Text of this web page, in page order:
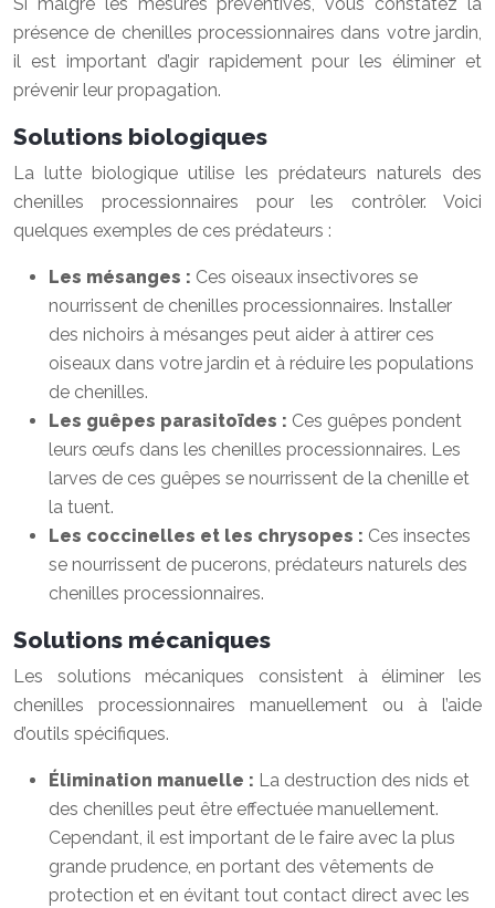
présence de chenilles processionnaires dans votre jardin,
il est important d’agir rapidement pour les éliminer et
prévenir leur propagation.
Solutions biologiques
La lutte biologique utilise les prédateurs naturels des
chenilles processionnaires pour les contrôler. Voici
quelques exemples de ces prédateurs :
Les mésanges : Ces oiseaux insectivores se
nourrissent de chenilles processionnaires. Installer
des nichoirs à mésanges peut aider à attirer ces
oiseaux dans votre jardin et à réduire les populations
de chenilles.
Les guêpes parasitoïdes : Ces guêpes pondent
leurs œufs dans les chenilles processionnaires. Les
larves de ces guêpes se nourrissent de la chenille et
la tuent.
Les coccinelles et les chrysopes : Ces insectes
se nourrissent de pucerons, prédateurs naturels des
chenilles processionnaires.
Solutions mécaniques
Les solutions mécaniques consistent à éliminer les
chenilles processionnaires manuellement ou à l’aide
d’outils spécifiques.
Élimination manuelle : La destruction des nids et
des chenilles peut être effectuée manuellement.
Cependant, il est important de le faire avec la plus
grande prudence, en portant des vêtements de
protection et en évitant tout contact direct avec les